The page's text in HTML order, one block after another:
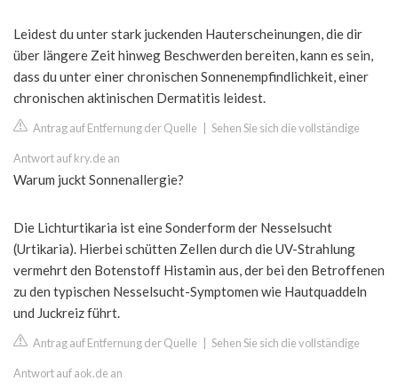
Leidest du unter stark juckenden Hauterscheinungen, die dir
über längere Zeit hinweg Beschwerden bereiten, kann es sein,
dass du unter einer chronischen Sonnenempfindlichkeit, einer
chronischen aktinischen Dermatitis leidest.
Antrag auf Entfernung der Quelle Sehen Sie sich die vollständige
Antwort auf kry.de an
Warum juckt Sonnenallergie?
Die Lichturtikaria ist eine Sonderform der Nesselsucht
(Urtikaria). Hierbei schütten Zellen durch die UV-Strahlung
vermehrt den Botenstoff Histamin aus, der bei den Betroffenen
zu den typischen Nesselsucht-Symptomen wie Hautquaddeln
und Juckreiz führt.
Antrag auf Entfernung der Quelle Sehen Sie sich die vollständige
Antwort auf aok.de an